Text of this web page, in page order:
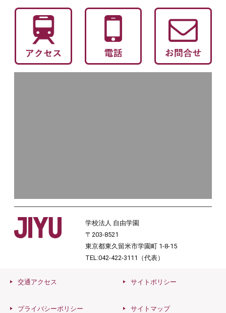
学校法人 自由学園
〒203-8521
東京都東久留米市学園町 1-8-15
TEL:042-422-3111（代表）
交通アクセス サイトポリシー
プライバシーポリシー サイトマップ